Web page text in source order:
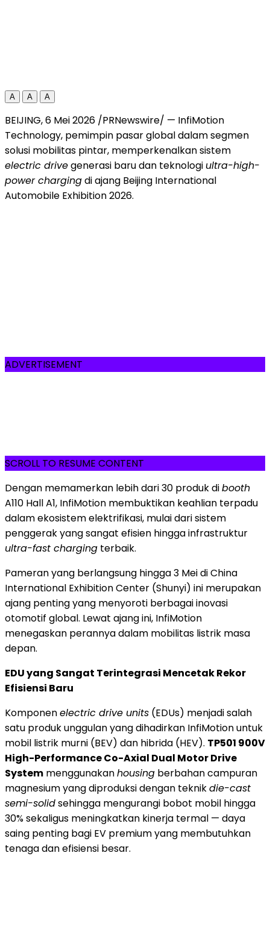
A A A
BEIJING, 6 Mei 2026 /PRNewswire/ — InfiMotion
Technology, pemimpin pasar global dalam segmen
solusi mobilitas pintar, memperkenalkan sistem
electric drivegenerasi baru dan teknologi ultra-high-
power chargingdi ajang Beijing International
Automobile Exhibition 2026.
ADVERTISEMENT
SCROLL TO RESUME CONTENT
Dengan memamerkan lebih dari 30 produk dibooth
A110 Hall A1, InfiMotion membuktikan keahlian terpadu
dalam ekosistem elektrifikasi, mulai dari sistem
penggerak yang sangat efisien hingga infrastruktur
ultra-fast charging terbaik.
Pameran yang berlangsung hingga 3 Mei di China
International Exhibition Center (Shunyi) ini merupakan
ajang penting yang menyoroti berbagai inovasi
otomotif global. Lewat ajang ini, InfiMotion
menegaskan perannya dalam mobilitas listrik masa
depan.
EDU yang Sangat Terintegrasi Mencetak Rekor
Efisiensi Baru
Komponenelectric drive units (EDUs) menjadi salah
satu produk unggulan yang dihadirkan InfiMotion untuk
mobil listrik murni (BEV) dan hibrida (HEV). TP501 900V
High-Performance Co-Axial Dual Motor Drive
System menggunakanhousing berbahan campuran
magnesium yang diproduksi dengan teknikdie-cast
semi-solidsehingga mengurangi bobot mobil hingga
30% sekaligus meningkatkan kinerja termal — daya
saing penting bagi EV premium yang membutuhkan
tenaga dan efisiensi besar.